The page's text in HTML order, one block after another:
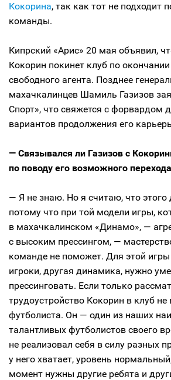
Кокорина, так как тот не подходит
команды.
Кипрский «Арис» 20 мая объявил,
Кокорин покинет клуб по
свободного агента. Позднее
махачкалинцев Шамиль Газизов
Спорт», что свяжется с форвардом
вариантов продолжения его
— Связывался ли Газизов с
по поводу его возможного
— Я не знаю. Но я считаю, что этого
потому что при той модели игры,
в махачкалинском «Динамо», —
с высоким прессингом, —
команде не поможет. Для этой
игроки, другая динамика, нужно
прессинговать. Если только
трудоустройство Кокорин в клуб не
футболиста. Он — один из наших
талантливых футболистов своего
не реализовал себя в силу разных
у него хватает, уровень
момент нужны другие ребята и